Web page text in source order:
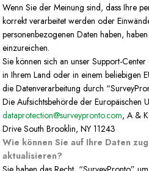
Wenn Sie der Meinung sind, dass Ihre
korrekt verarbeitet werden oder
personenbezogenen Daten haben,
einzureichen.
Sie können sich an unser Support-
in Ihrem Land oder in einem beliebigen
die Datenverarbeitung durch
Die Aufsichtsbehörde der Europäischen
dataprotection@surveypronto.com, A &
Drive South Brooklin, NY 11243
Wie können Sie auf Ihre Daten
aktualisieren?